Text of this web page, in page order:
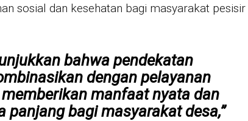
sosial dan kesehatan bagi masyarakat pesisir
bahwa pendekatan
dengan pelayanan
manfaat nyata dan
panjang bagi masyarakat desa,”